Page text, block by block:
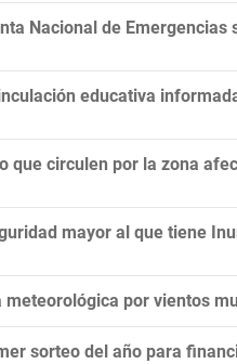
Nacional de Emergencias
educativa
que circulen por la zona
mayor al que tiene
meteorológica por vientos
sorteo del año para